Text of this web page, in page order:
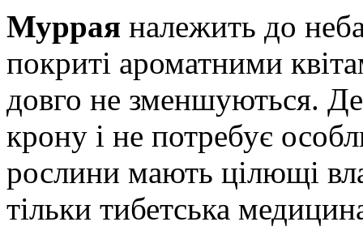
Муррая належить до
покриті ароматними
довго не зменшуються.
крону і не потребує
рослини мають цілющі
тільки тибетська